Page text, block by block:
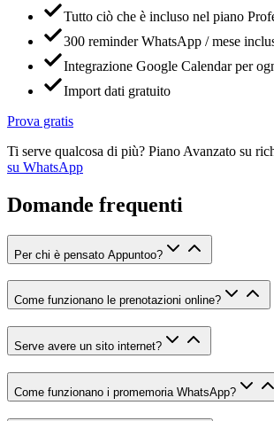
Tutto ciò che è incluso nel piano
300 reminder WhatsApp / mese
Integrazione Google Calendar per
Import dati gratuito
Prova gratis
Ti serve qualcosa di più? Piano Avanzato su
su WhatsApp
Domande frequenti
Per chi è pensato Appuntoo?
Come funzionano le prenotazioni online?
Serve avere un sito internet?
Come funzionano i promemoria WhatsApp?